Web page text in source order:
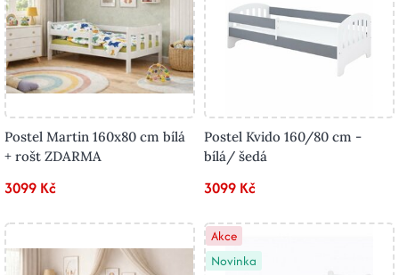
Postel Martin 160x80 cm bílá
+ rošt ZDARMA
3099 Kč
Postel Kvido 160/80 cm -
bílá/ šedá
3099 Kč
Akce
Novinka